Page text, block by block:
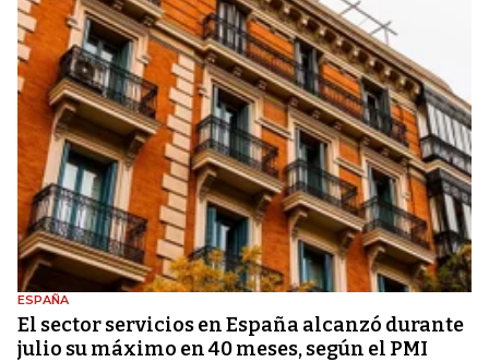
ESPAÑA
El sector servicios en España alcanzó durante
julio su máximo en 40 meses, según el PMI